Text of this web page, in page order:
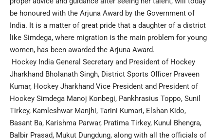
be honoured with the Arjuna Award by the Government of
India. It is a matter of great pride that a daughter of a district
like Simdega, where migration is the main problem for young
women, has been awarded the Arjuna Award.
Hockey India General Secretary and President of Hockey
Jharkhand Bholanath Singh, District Sports Officer Praveen
Kumar, Hockey Jharkhand Vice President and President of
Hockey Simdega Manoj Konbegi, Pankhrasius Toppo, Sunil
Tirkey, Kamleshwar Manjhi, Tarini Kumari, Elshan Kido,
Basant Ba, Karishma Parwar, Pratima Tirkey, Kunul Bhengra,
Balbir Prasad, Mukut Dungdung, along with all the officials of